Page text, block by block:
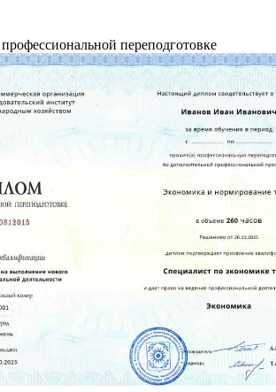
переподготовке